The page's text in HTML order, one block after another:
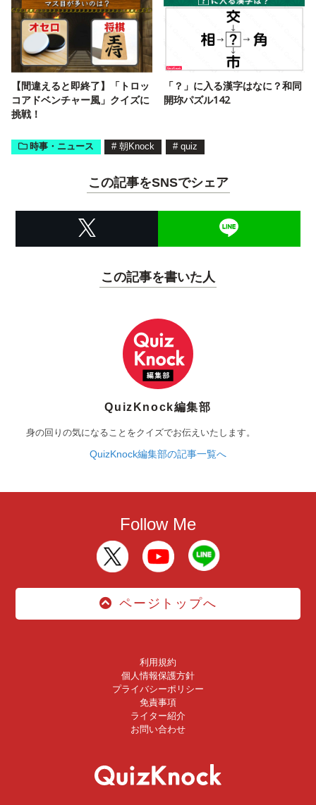
【間違えると即終了】「トロッ
コアドベンチャー風」クイズに
挑戦！
「？」に入る漢字はなに？和同
開珎パズル142
時事・ニュース # 朝Knock # quiz
この記事をSNSでシェア
この記事を書いた人
QuizKnock編集部
身の回りの気になることをクイズでお伝えいたします。
QuizKnock編集部の記事一覧へ
Follow Me
ページトップへ
利用規約
個人情報保護方針
プライバシーポリシー
免責事項
ライター紹介
お問い合わせ